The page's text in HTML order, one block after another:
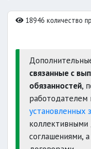
18946 количество
связанные с
обязанностей,
работодателем
установленных
соглашениями,